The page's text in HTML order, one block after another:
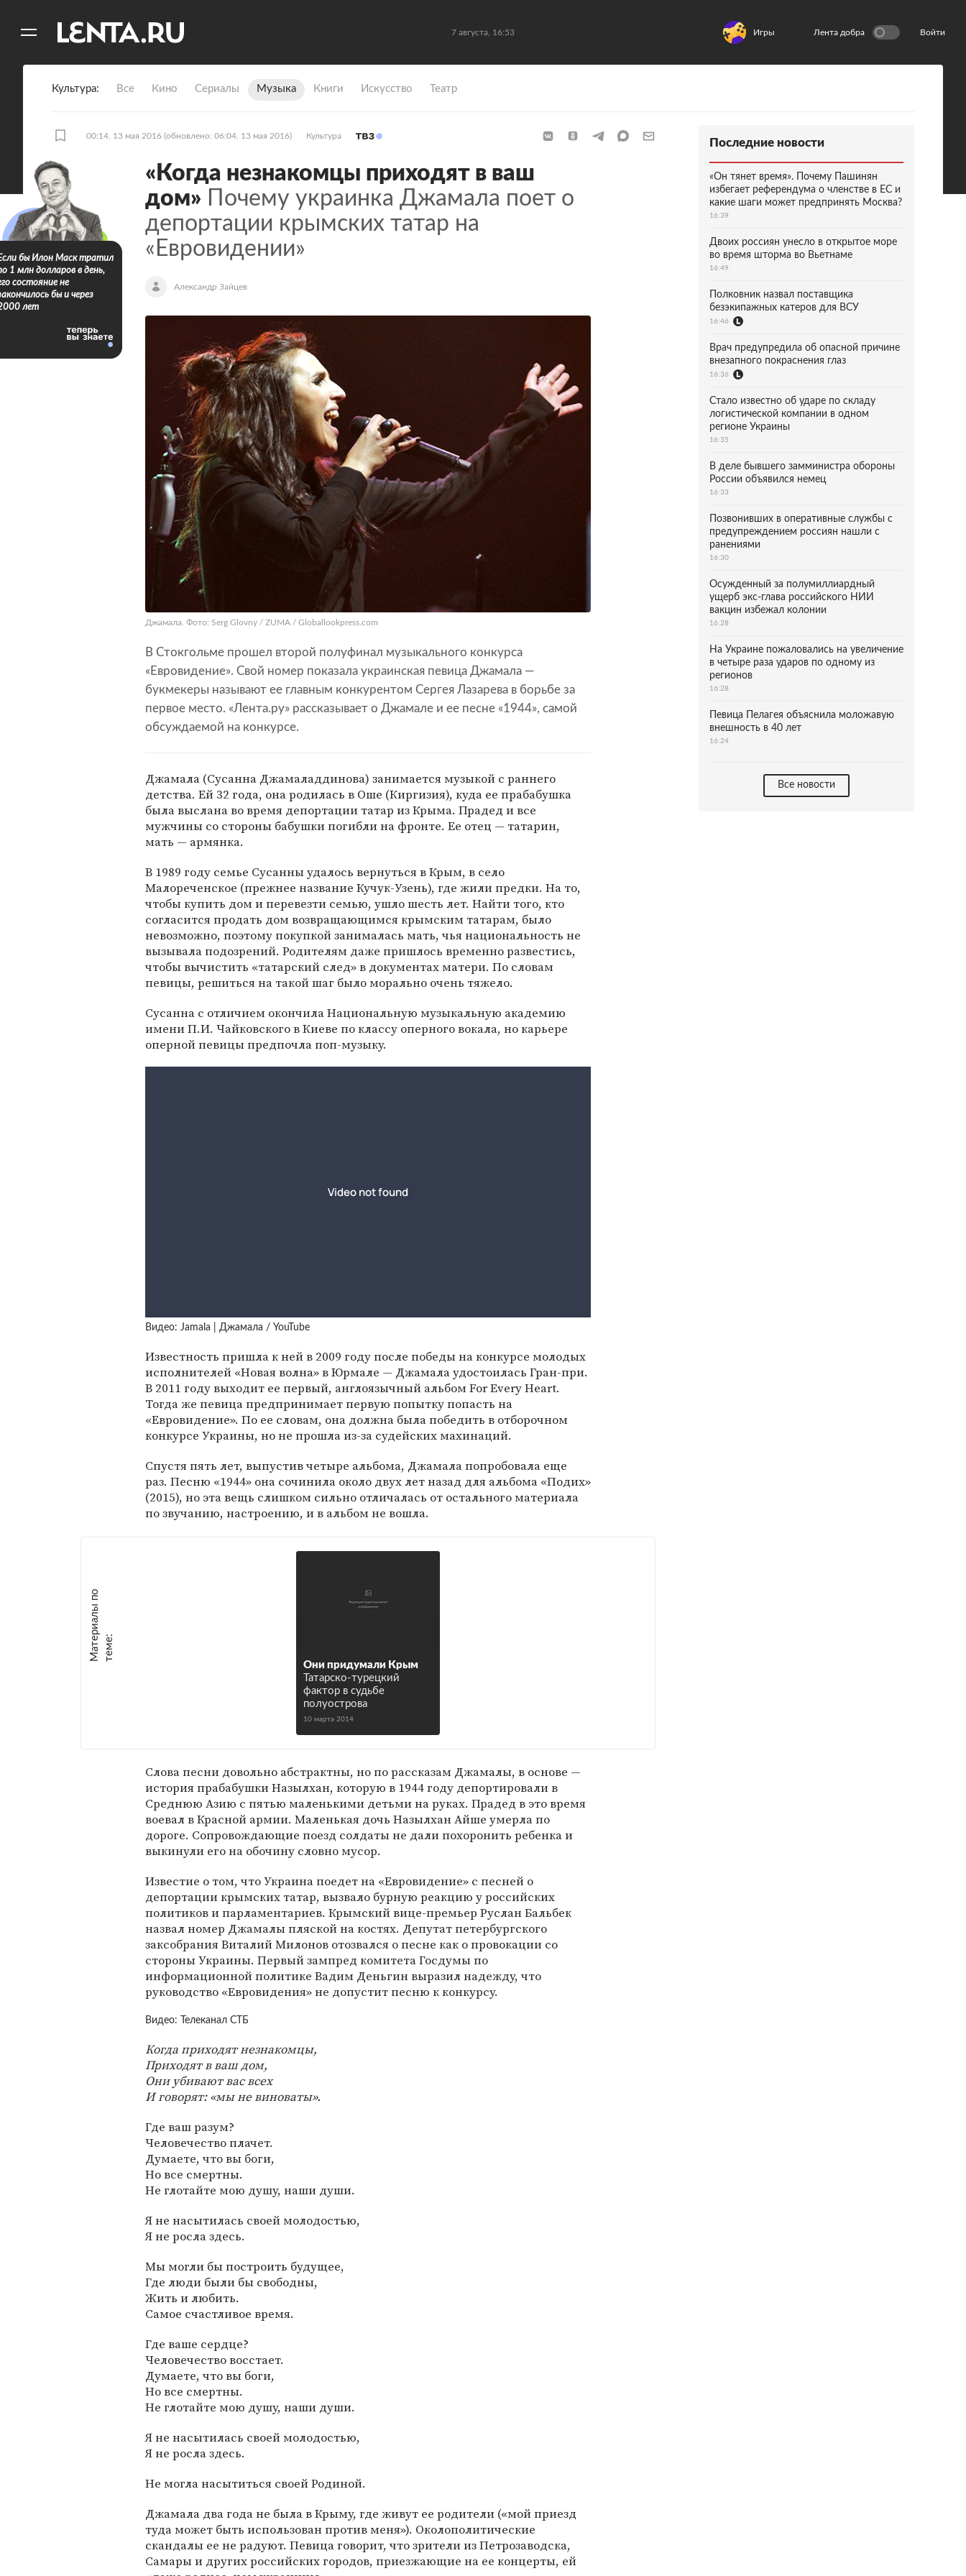
7 августа, 16:53 Игры Лента добра Войти
Культура Все Кино Сериалы Музыка Книги Искусство Театр
00:14, 13 мая 2016 (обновлено: 06:04, 13 мая 2016) Культура
«Когда незнакомцы приходят в ваш
дом» Почему украинка Джамала поет о
депортации крымских татар на
«Евровидении»
Александр Зайцев
Джамала. Фото: Serg Glovny / ZUMA / Globallookpress.com
В Стокгольме прошел второй полуфинал музыкального конкурса
«Евровидение». Свой номер показала украинская певица Джамала —
букмекеры называют ее главным конкурентом Сергея Лазарева в борьбе за
первое место. «Лента.ру» рассказывает о Джамале и ее песне «1944», самой
обсуждаемой на конкурсе.
Джамала (Сусанна Джамаладдинова) занимается музыкой с раннего
детства. Ей 32 года, она родилась в Оше (Киргизия), куда ее прабабушка
была выслана во время депортации татар из Крыма. Прадед и все
мужчины со стороны бабушки погибли на фронте. Ее отец — татарин,
мать — армянка.
В 1989 году семье Сусанны удалось вернуться в Крым, в село
Малореченское (прежнее название Кучук-Узень), где жили предки. На то,
чтобы купить дом и перевезти семью, ушло шесть лет. Найти того, кто
согласится продать дом возвращающимся крымским татарам, было
невозможно, поэтому покупкой занималась мать, чья национальность не
вызывала подозрений. Родителям даже пришлось временно развестись,
чтобы вычистить «татарский след» в документах матери. По словам
певицы, решиться на такой шаг было морально очень тяжело.
Сусанна с отличием окончила Национальную музыкальную академию
имени П.И. Чайковского в Киеве по классу оперного вокала, но карьере
оперной певицы предпочла поп-музыку.
Видео: Jamala | Джамала / YouTube
Известность пришла к ней в 2009 году после победы на конкурсе молодых
исполнителей «Новая волна» в Юрмале — Джамала удостоилась Гран-при.
В 2011 году выходит ее первый, англоязычный альбом For Every Heart.
Тогда же певица предпринимает первую попытку попасть на
«Евровидение». По ее словам, она должна была победить в отборочном
конкурсе Украины, но не прошла из-за судейских махинаций.
Спустя пять лет, выпустив четыре альбома, Джамала попробовала еще
раз. Песню «1944» она сочинила около двух лет назад для альбома «Подих»
(2015), но эта вещь слишком сильно отличалась от остального материала
по звучанию, настроению, и в альбом не вошла.
М
а
т е
р
и
а
л
ы
п
о
т
е
м
е :
Они придумали Крым
Татарско-турецкий
фактор в судьбе
полуострова
10 марта 2014
Слова песни довольно абстрактны, но по рассказам Джамалы, в основе —
история прабабушки Назылхан, которую в 1944 году депортировали в
Среднюю Азию с пятью маленькими детьми на руках. Прадед в это время
воевал в Красной армии. Маленькая дочь Назылхан Айше умерла по
дороге. Сопровождающие поезд солдаты не дали похоронить ребенка и
выкинули его на обочину словно мусор.
Известие о том, что Украина поедет на «Евровидение» с песней о
депортации крымских татар, вызвало бурную реакцию у российских
политиков и парламентариев. Крымский вице-премьер Руслан Бальбек
назвал номер Джамалы пляской на костях. Депутат петербургского
заксобрания Виталий Милонов отозвался о песне как о провокации со
стороны Украины. Первый зампред комитета Госдумы по
информационной политике Вадим Деньгин выразил надежду, что
руководство «Евровидения» не допустит песню к конкурсу.
Видео: Телеканал СТБ
Когда приходят незнакомцы,
Приходят в ваш дом,
Они убивают вас всех
И говорят: «мы не виноваты».
Где ваш разум?
Человечество плачет.
Думаете, что вы боги,
Но все смертны.
Не глотайте мою душу, наши души.
Я не насытилась своей молодостью,
Я не росла здесь.
Мы могли бы построить будущее,
Где люди были бы свободны,
Жить и любить.
Самое счастливое время.
Где ваше сердце?
Человечество восстает.
Думаете, что вы боги,
Но все смертны.
Не глотайте мою душу, наши души.
Я не насытилась своей молодостью,
Я не росла здесь.
Не могла насытиться своей Родиной.
Джамала два года не была в Крыму, где живут ее родители («мой приезд
туда может быть использован против меня»). Околополитические
скандалы ее не радуют. Певица говорит, что зрители из Петрозаводска,
Самары и других российских городов, приезжающие на ее концерты, ей
бы Илон Маск тратил
1 млн долларов в день,
состояние не
бы и через
лет
Последние новости
«Он тянет время». Почему Пашинян
избегает референдума о членстве в ЕС и
какие шаги может предпринять Москва?
16:39
Двоих россиян унесло в открытое море
во время шторма во Вьетнаме
16:49
Полковник назвал поставщика
безэкипажных катеров для ВСУ
16:46
Врач предупредила об опасной причине
внезапного покраснения глаз
16:36
Стало известно об ударе по складу
логистической компании в одном
регионе Украины
16:35
В деле бывшего замминистра обороны
России объявился немец
16:33
Позвонивших в оперативные службы с
предупреждением россиян нашли с
ранениями
16:30
Осужденный за полумиллиардный
ущерб экс-глава российского НИИ
вакцин избежал колонии
16:28
На Украине пожаловались на увеличение
в четыре раза ударов по одному из
регионов
16:28
Певица Пелагея объяснила моложавую
внешность в 40 лет
16:24
Все новости